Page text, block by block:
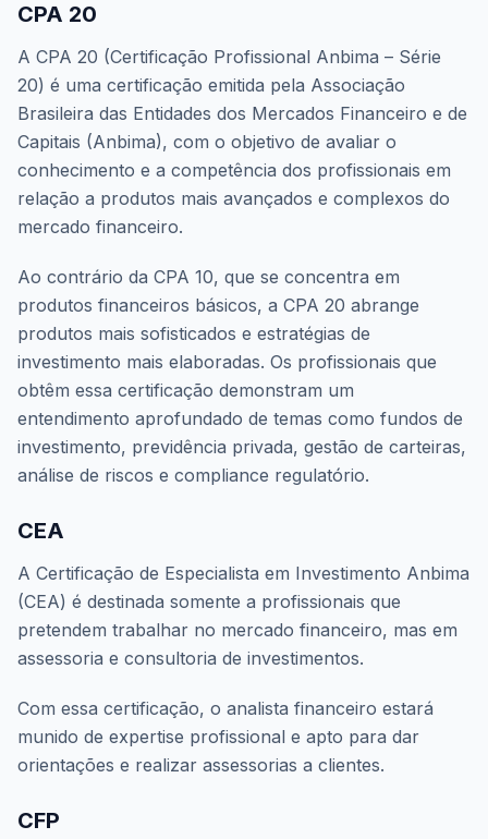
CPA 20
A CPA 20 (Certificação Profissional Anbima – Série
20) é uma certificação emitida pela Associação
Brasileira das Entidades dos Mercados Financeiro e de
Capitais (Anbima), com o objetivo de avaliar o
conhecimento e a competência dos profissionais em
relação a produtos mais avançados e complexos do
mercado financeiro.
Ao contrário da CPA 10, que se concentra em
produtos financeiros básicos, a CPA 20 abrange
produtos mais sofisticados e estratégias de
investimento mais elaboradas. Os profissionais que
obtêm essa certificação demonstram um
entendimento aprofundado de temas como fundos de
investimento, previdência privada, gestão de carteiras,
análise de riscos e compliance regulatório.
CEA
A Certificação de Especialista em Investimento Anbima
(CEA) é destinada somente a profissionais que
pretendem trabalhar no mercado financeiro, mas em
assessoria e consultoria de investimentos.
Com essa certificação, o analista financeiro estará
munido de expertise profissional e apto para dar
orientações e realizar assessorias a clientes.
CFP